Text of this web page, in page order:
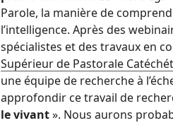
Parole, la manière de
l’intelligence. Après des
spécialistes et des travaux en
Supérieur de Pastorale
une équipe de recherche à
approfondir ce travail de
le vivant». Nous aurons